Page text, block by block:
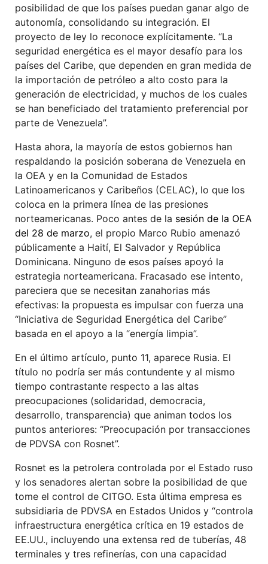
posibilidad de que los países puedan ganar algo de
autonomía, consolidando su integración. El
proyecto de ley lo reconoce explícitamente. “La
seguridad energética es el mayor desafío para los
países del Caribe, que dependen en gran medida de
la importación de petróleo a alto costo para la
generación de electricidad, y muchos de los cuales
se han beneficiado del tratamiento preferencial por
parte de Venezuela”.
Hasta ahora, la mayoría de estos gobiernos han
respaldando la posición soberana de Venezuela en
la OEA y en la Comunidad de Estados
Latinoamericanos y Caribeños (CELAC), lo que los
coloca en la primera línea de las presiones
norteamericanas. Poco antes de la sesión de la OEA
del 28 de marzo, el propio Marco Rubio amenazó
públicamente a Haití, El Salvador y República
Dominicana. Ninguno de esos países apoyó la
estrategia norteamericana. Fracasado ese intento,
pareciera que se necesitan zanahorias más
efectivas: la propuesta es impulsar con fuerza una
“Iniciativa de Seguridad Energética del Caribe”
basada en el apoyo a la “energía limpia”.
En el último artículo, punto 11, aparece Rusia. El
título no podría ser más contundente y al mismo
tiempo contrastante respecto a las altas
preocupaciones (solidaridad, democracia,
desarrollo, transparencia) que animan todos los
puntos anteriores: “Preocupación por transacciones
de PDVSA con Rosnet”.
Rosnet es la petrolera controlada por el Estado ruso
y los senadores alertan sobre la posibilidad de que
tome el control de CITGO. Esta última empresa es
subsidiaria de PDVSA en Estados Unidos y “controla
infraestructura energética crítica en 19 estados de
EE.UU., incluyendo una extensa red de tuberías, 48
terminales y tres refinerías, con una capacidad